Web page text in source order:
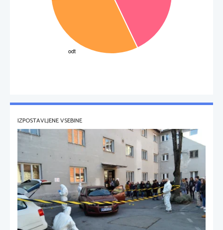
IZPOSTAVLJENE VSEBINE